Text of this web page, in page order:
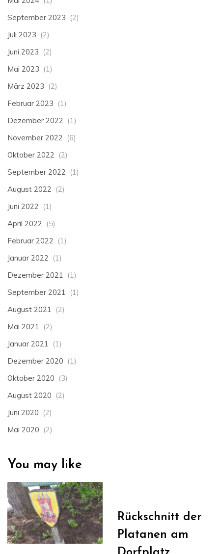
September 2023 (2)
Juli 2023 (2)
Juni 2023 (2)
Mai 2023 (1)
März 2023 (2)
Februar 2023 (1)
Dezember 2022 (1)
November 2022 (6)
Oktober 2022 (2)
September 2022 (1)
August 2022 (2)
Juni 2022 (1)
April 2022 (5)
Februar 2022 (1)
Januar 2022 (1)
Dezember 2021 (1)
September 2021 (1)
August 2021 (2)
Mai 2021 (2)
Januar 2021 (1)
Dezember 2020 (1)
Oktober 2020 (3)
August 2020 (2)
Juni 2020 (2)
Mai 2020 (2)
You may like
Rückschnitt der
Platanen am